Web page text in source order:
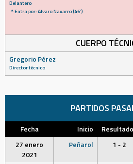
Delantero
Entra por: Alvaro Navarro (46')
CUERPO
Gregorio Pérez
Director técnico
PARTIDOS
Fecha Inicio
27 enero
2021
Peñarol 1 - 2